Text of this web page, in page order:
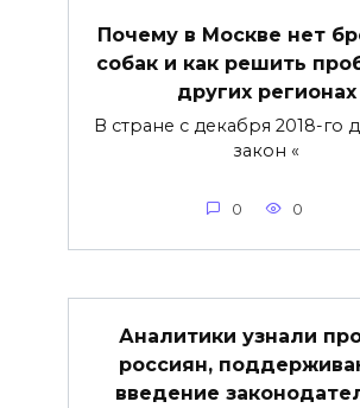
Почему в Москве нет
собак и как решить
других регионах
В стране с декабря 2018-го
закон «
0 0
Аналитики узнали
россиян,
введение